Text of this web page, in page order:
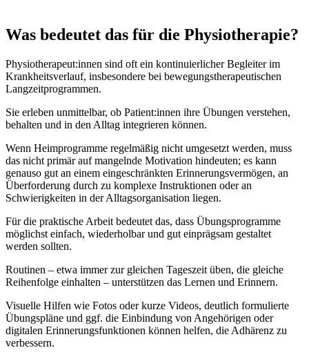
Was bedeutet das für die Physiotherapie?
Physiotherapeut:innen sind oft ein kontinuierlicher Begleiter im
Krankheitsverlauf, insbesondere bei bewegungstherapeutischen
Langzeitprogrammen.
Sie erleben unmittelbar, ob Patient:innen ihre Übungen verstehen,
behalten und in den Alltag integrieren können.
Wenn Heimprogramme regelmäßig nicht umgesetzt werden, muss
das nicht primär auf mangelnde Motivation hindeuten; es kann
genauso gut an einem eingeschränkten Erinnerungsvermögen, an
Überforderung durch zu komplexe Instruktionen oder an
Schwierigkeiten in der Alltagsorganisation liegen.
Für die praktische Arbeit bedeutet das, dass Übungsprogramme
möglichst einfach, wiederholbar und gut einprägsam gestaltet
werden sollten.
Routinen – etwa immer zur gleichen Tageszeit üben, die gleiche
Reihenfolge einhalten – unterstützen das Lernen und Erinnern.
Visuelle Hilfen wie Fotos oder kurze Videos, deutlich formulierte
Übungspläne und ggf. die Einbindung von Angehörigen oder
digitalen Erinnerungsfunktionen können helfen, die Adhärenz zu
verbessern.